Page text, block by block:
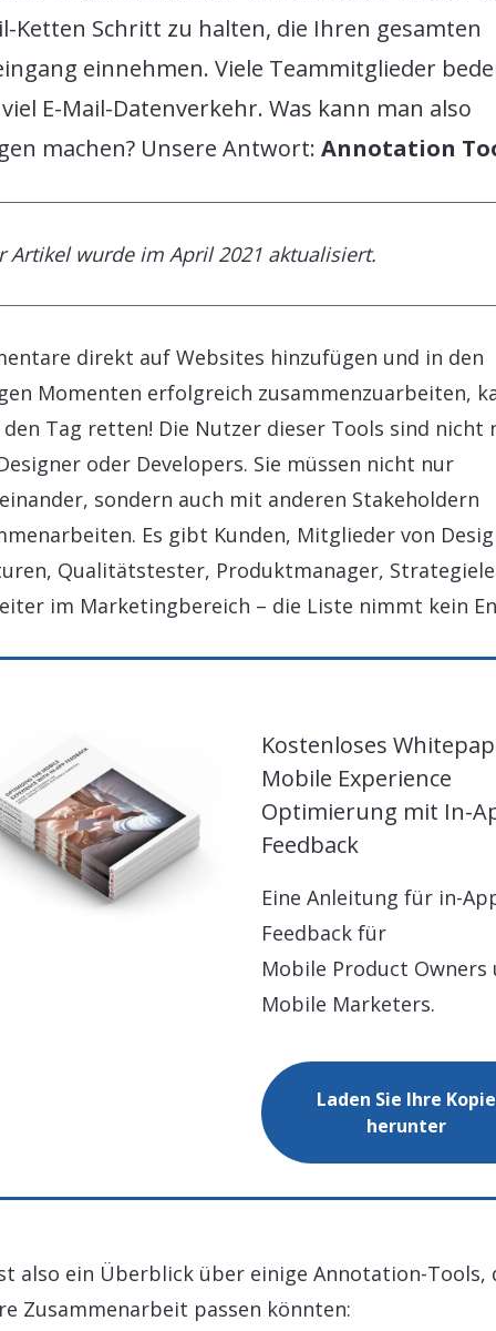
Ketten Schritt zu halten, die Ihren gesamten
einnehmen. Viele Teammitglieder
E-Mail-Datenverkehr. Was kann man also
machen? Unsere Antwort: Annotation
Artikel wurde im April 2021 aktualisiert.
direkt auf Websites hinzufügen und in den
Momenten erfolgreich zusammenzuarbeiten,
den Tag retten! Die Nutzer dieser Tools sind nicht
oder Developers. Sie müssen nicht nur
sondern auch mit anderen Stakeholdern
Es gibt Kunden, Mitglieder von
Qualitätstester, Produktmanager,
im Marketingbereich – die Liste nimmt kein
Kostenloses
Mobile Experience
Optimierung mit In-
Feedback
Eine Anleitung für in-
Feedback für
Mobile Product Owners
Mobile Marketers.
Laden Sie Ihre Kopie
herunter
also ein Überblick über einige Annotation-Tools,
Zusammenarbeit passen könnten: